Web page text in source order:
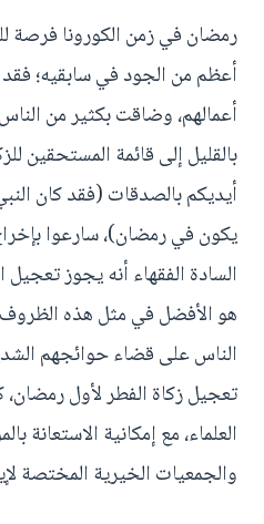
رمضان في زمن الكورونا فرصة
أعظم من الجود في سابقيه؛
أعمالهم، وضاقت بكثير من
بالقليل إلى قائمة المستحقين
أيديكم بالصدقات (فقد كان
يكون في رمضان)، سارعوا
السادة الفقهاء أنه يجوز تعجيل
هو الأفضل في مثل هذه الظروف
الناس على قضاء حوائجهم
تعجيل زكاة الفطر لأول
العلماء، مع إمكانية الاستعانة
والجمعيات الخيرية المختصة